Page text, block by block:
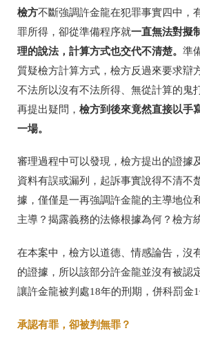
檢方不斷強調許金龍在犯罪事實四中，
罪所得，卻從準備程序就一直無法對擬
理的說法，計算方式也交代不清楚。 準
質疑檢方計算方式，檢方反過來要求辯
不法所以沒有不法所得、無從計算的鬼
再提出疑問， 檢方到後來竟然直接以手
一場。
審理過程中可以發現， 檢方提出的證據
資料有誤或漏列，起訴事實說得不清不
據，僅僅是一再強調許金龍的主導地位
主導？揭露義務的法條根據為何？檢方
在本案中，檢方以道德、情感論告，沒
的證據， 所以該部分許金龍並沒有被認
讓許金龍被判處18年的刑期，併科罰金1
承認有罪， 卻被判無罪？